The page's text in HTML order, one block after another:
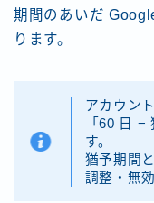
期間のあいだ
ります。
アカウン
「60 日
す。
猶予期間
調整・無